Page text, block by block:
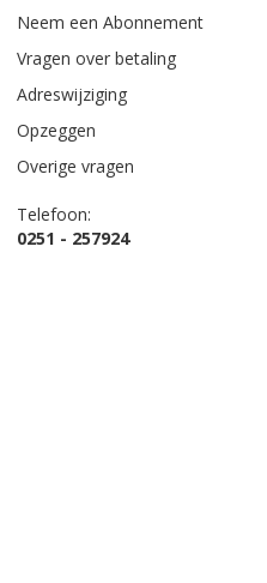
Neem een Abonnement
Vragen over betaling
Adreswijziging
Opzeggen
Overige vragen
Telefoon:
0251 - 257924